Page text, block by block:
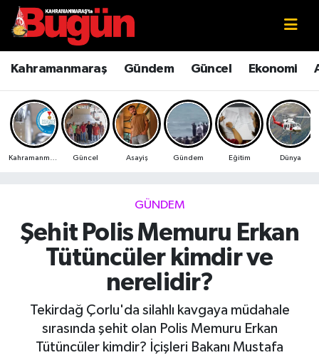
Kahramanmaraş Gündem Güncel Ekonomi
Güncel Asayiş Gündem Eğitim Dünya
GÜNDEM
Şehit Polis Memuru Erkan
Tütüncüler kimdir ve
nerelidir?
Tekirdağ Çorlu'da silahlı kavgaya müdahale
sırasında şehit olan Polis Memuru Erkan
Tütüncüler kimdir? İçişleri Bakanı Mustafa
Kahramanmaraş
Kahramanmaraş Sokak Röportajları
Bilim ve Teknoloji
Çevre
Ekonomi
Güncel
Haberde İnsan
Kahramanmaraş Nöbetçi Eczaneler
Kahramanmaraş Hava Durumu
Kahramanmaraş Namaz Vakitleri
Kahramanmaraş Trafik Yoğunluk Haritası
Süper Lig Puan Durumu ve Fikstür
Tüm Manşetler
Haber Arşivi